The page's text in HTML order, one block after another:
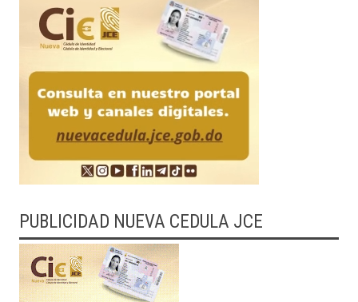
PUBLICIDAD NUEVA CEDULA JCE